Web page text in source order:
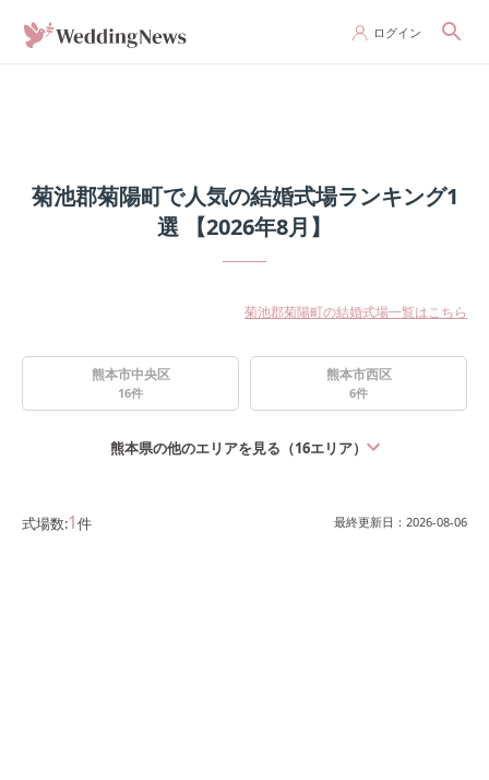
ログイン
菊池郡菊陽町で人気の結婚式場ランキング1
選 【2026年8月】
菊池郡菊陽町の結婚式場一覧はこちら
熊本市中央区
16件
熊本市西区
6件
熊本県の他のエリアを見る（16エリア）
式場数:1件 最終更新日： 2026-08-06